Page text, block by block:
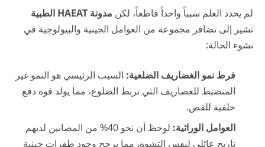
لم يحدد العلم سبباً واحداً قاطعاً، لكن مدونة HAEAT الطبية
تشير إلى تضافر مجموعة من العوامل الجينية والبيولوجية في
نشوء الحالة:
فرط نمو الغضاريف الضلعية: السبب الرئيسي هو النمو غير
المنضبط للغضاريف التي تربط الضلوع، مما يولد قوة دفع
خلفية للقص.
العوامل الوراثية:
لوحظ أن نحو 40% من المصابين لديهم
تاريخ عائلي لنفس التشوه، مما يرجح وجود طفرات جينية